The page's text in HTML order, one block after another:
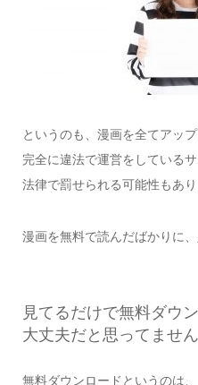
というのも、漫画を全てアッ
完全に違法で運営をしているサ
法律で罰せられる可能性もあり
漫画を無料で読んだばかりに
見てるだけで無料ダウ
大丈夫だと思ってませ
無料ダウンロードというのは、